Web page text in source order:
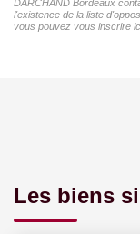
DARCHAND Bordeaux
l'existence de la liste
vous pouvez vous inscrire
Les biens